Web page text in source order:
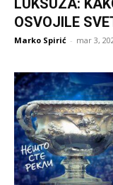
LUKSUZA:
OSVOJILE
Marko Spirić - mar 3,